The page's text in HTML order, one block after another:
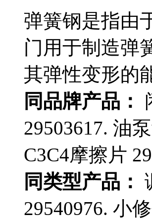
弹簧钢是指由
门用于制造弹
其弹性变形的
同品牌产品：
29503617. 油
C3C4摩擦片
同类型产品：
29540976. 小